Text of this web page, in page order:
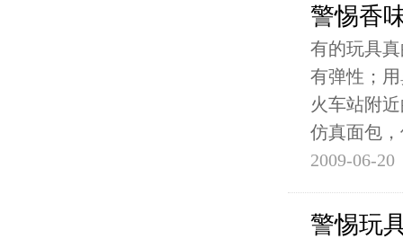
警惕香
有的玩具
有弹性；
火车站附
仿真面包
2009-06-20
警惕玩